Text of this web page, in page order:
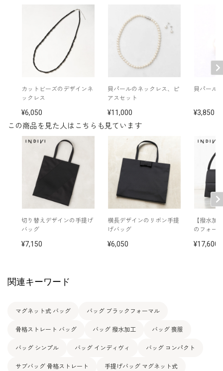
この商品を見た人はこちらも見ています
切り替えデザインの手提げ
バッグ
7,150
横長デザインのリボン手提
げバッグ
6,050
【撥水加
のフォー
17,600
カットビーズのデザインネ
ックレス
6,050
貝パールのネックレス、ピ
アスセット
11,000
貝パール
3,850
関連キーワード
マグネット式 バッグ バッグ ブラックフォーマル
骨格ストレート バッグ バッグ 撥水加工 バッグ 喪服
バッグ シンプル バッグ インディヴィ バッグ コンパクト
サブバッグ 骨格ストレート 手提げバッグ マグネット式